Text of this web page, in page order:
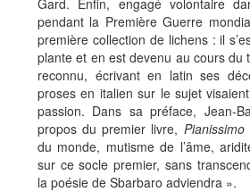
Gard. Enfin, engagé volontaire
pendant la Première Guerre
première collection de lichens : il
plante et en est devenu au cours du
reconnu, écrivant en latin ses
proses en italien sur le sujet
passion. Dans sa préface, Jean-
propos du premier livre, Pianissimo
du monde, mutisme de l’âme,
sur ce socle premier, sans
la poésie de Sbarbaro adviendra ».